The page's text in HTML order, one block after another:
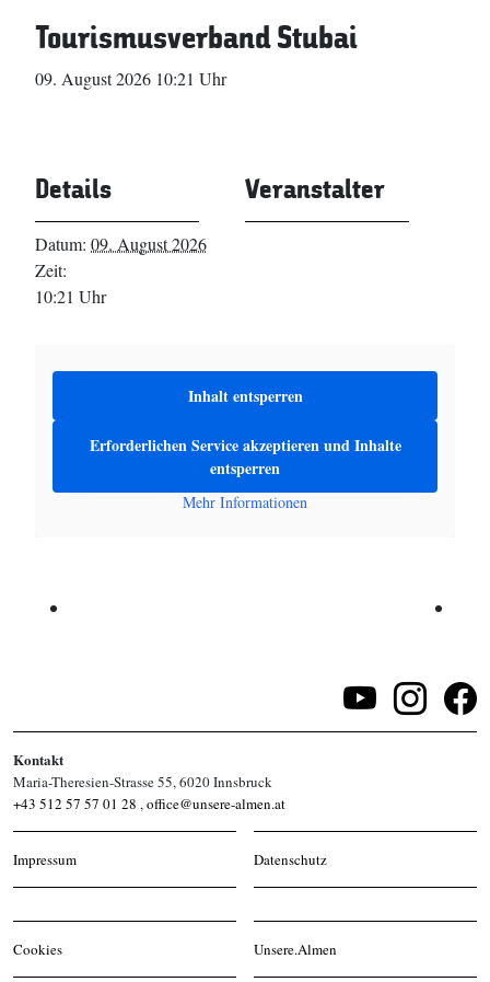
Tourismusverband Stubai
09. August 2026 10:21 Uhr
Details
Datum: 09. August 2026
Zeit:
10:21 Uhr
Veranstalter
Inhalt entsperren
Erforderlichen Service akzeptieren und Inhalte
entsperren
Mehr Informationen
Kontakt
Maria-Theresien-Strasse 55, 6020 Innsbruck
+43 512 57 57 01 28 ,office@unsere-almen.at
Impressum Datenschutz
Cookies Unsere.Almen